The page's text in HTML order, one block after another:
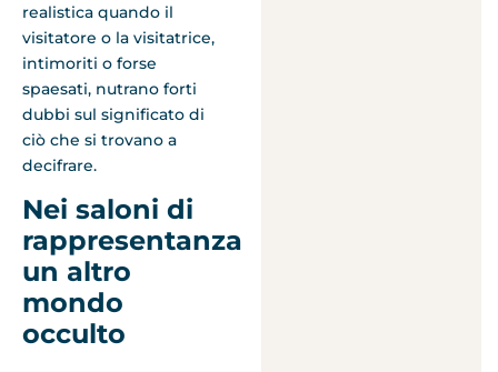
realistica quando il
visitatore o la visitatrice,
intimoriti o forse
spaesati, nutrano forti
dubbi sul significato di
ciò che si trovano a
decifrare.
Nei saloni di
rappresentanza
un altro
mondo
occulto